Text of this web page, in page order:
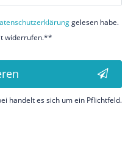
gelesen habe.
widerrufen.**
handelt es sich um ein Pflichtfeld.